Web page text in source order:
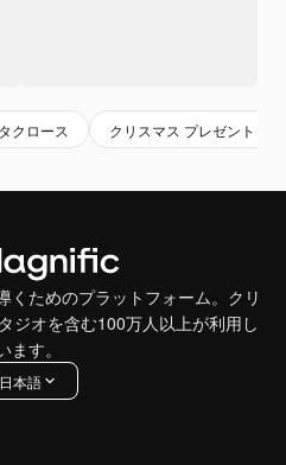
クロース クリスマス プレゼント
くためのプラットフォーム。クリ
ジオを含む100万人以上が利用し
ます。
日本語